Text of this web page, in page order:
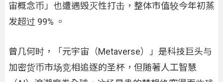
宙概念币」也遭遇毁灭性打击，整体市值较今年初蒸
发超过 99% 。
曾几何时，「元宇宙（Metaverse）」是科技巨头与
加密货币市场竞相追逐的圣杯，但随著人工智慧